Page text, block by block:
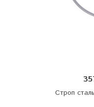
Строп